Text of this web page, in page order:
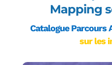
Mapping
Catalogue Parcours
sur les